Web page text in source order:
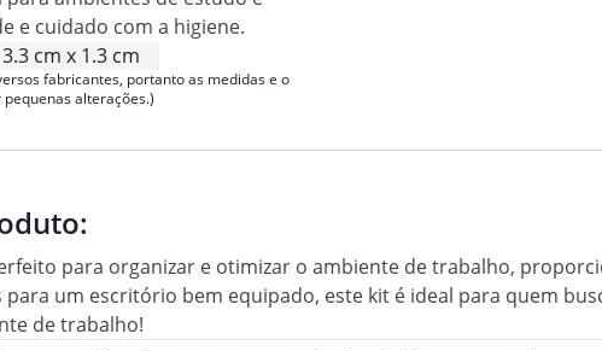
e cuidado com a higiene.
cm x 1.3 cm
fabricantes, portanto as medidas e o
alterações.)
para organizar e otimizar o ambiente de trabalho,
para um escritório bem equipado, este kit é ideal para quem
de trabalho!